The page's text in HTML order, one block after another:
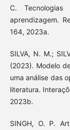
C.
aprendizagem.
164, 2023a.
SILVA, N. M.;
(2023). Modelo
uma análise das
literatura.
2023b.
SINGH, O. P.